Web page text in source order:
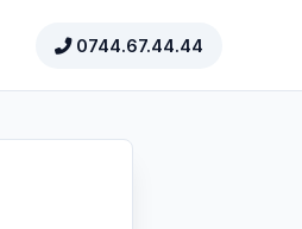
0744.67.44.44